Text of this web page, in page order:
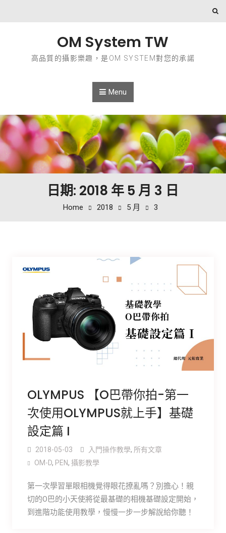
OM System TW
高品質的攝影樂趣，是OM SYSTEM對您的承諾
Menu
日期: 2018 年 5 月 3 日
Home 2018 5 月 3
OLYMPUS 【O巴帶你拍-第一
次使用OLYMPUS就上手】基礎
設定篇 I
2018-05-03 入門操作教學, 所有文章
OM-D, PEN, 攝影教學
第一次學習單眼相機覺得眼花撩亂嗎？別擔心！親
切的O巴的小天使將從最基礎的相機基礎設定開始，
到進階功能使用教學，慢慢一步一步解說給你聽！